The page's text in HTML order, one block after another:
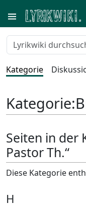
Kategorie
Kategorie:
Seiten in der
Pastor Th.“
Diese Kategorie
H